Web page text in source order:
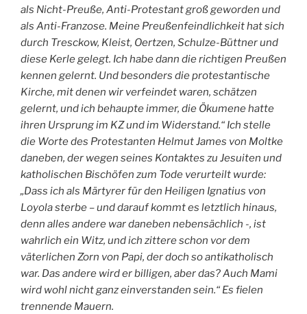
als Nicht-Preuße, Anti-Protestant groß geworden und
als Anti-Franzose. Meine Preußenfeindlichkeit hat sich
durch Tresckow, Kleist, Oertzen, Schulze-Büttner und
diese Kerle gelegt. Ich habe dann die richtigen Preußen
kennen gelernt. Und besonders die protestantische
Kirche, mit denen wir verfeindet waren, schätzen
gelernt, und ich behaupte immer, die Ökumene hatte
ihren Ursprung im KZ und im Widerstand.“ Ich stelle
die Worte des Protestanten Helmut James von Moltke
daneben, der wegen seines Kontaktes zu Jesuiten und
katholischen Bischöfen zum Tode verurteilt wurde:
„Dass ich als Märtyrer für den Heiligen Ignatius von
Loyola sterbe – und darauf kommt es letztlich hinaus,
denn alles andere war daneben nebensächlich -, ist
wahrlich ein Witz, und ich zittere schon vor dem
väterlichen Zorn von Papi, der doch so antikatholisch
war. Das andere wird er billigen, aber das? Auch Mami
wird wohl nicht ganz einverstanden sein.“ Es fielen
trennende Mauern.